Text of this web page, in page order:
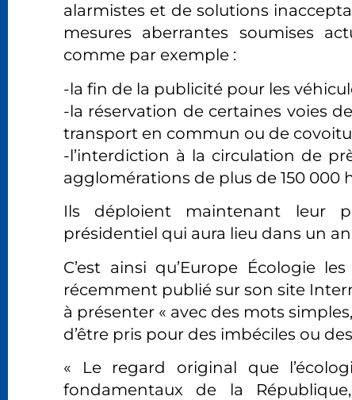
alarmistes et de solutions
mesures aberrantes soumises
comme par exemple :
-la fin de la publicité pour les
-la réservation de certaines voies
transport en commun ou de
-l’interdiction à la circulation de
agglomérations de plus de 150 000
Ils déploient maintenant leur
présidentiel qui aura lieu dans un
C’est ainsi qu’Europe Écologie
récemment publié sur son site
à présenter « avec des mots
d’être pris pour des imbéciles ou
« Le regard original que
fondamentaux de la